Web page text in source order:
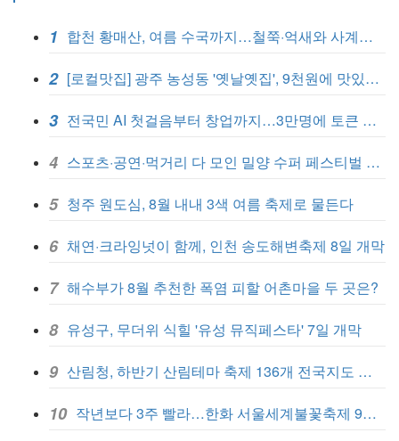
1 합천 황매산, 여름 수국까지…철쭉·억새와 사계절 관광지 완성
2 [로컬맛집] 광주 농성동 '옛날옛집', 9천원에 맛있는 식사 한끼
3 전국민 AI 첫걸음부터 창업까지…3만명에 토큰 무료 지원
4 스포츠·공연·먹거리 다 모인 밀양 수퍼 페스티벌 7일 개막
5 청주 원도심, 8월 내내 3색 여름 축제로 물든다
6 채연·크라잉넛이 함께, 인천 송도해변축제 8일 개막
7 해수부가 8월 추천한 폭염 피할 어촌마을 두 곳은?
8 유성구, 무더위 식힐 '유성 뮤직페스타' 7일 개막
9 산림청, 하반기 산림테마 축제 136개 전국지도 발간
10 작년보다 3주 빨라…한화 서울세계불꽃축제 9월 5일 개막